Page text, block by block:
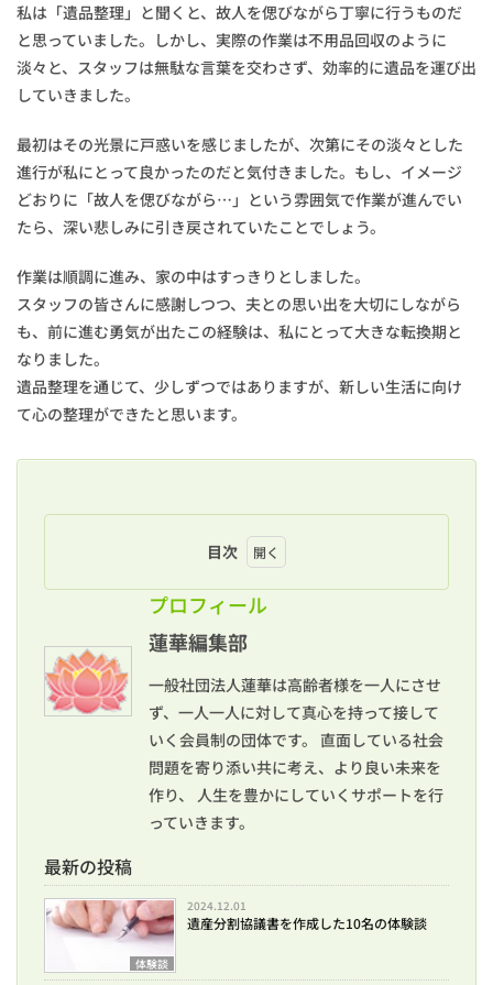
私は「遺品整理」と聞くと、故人を偲びながら丁寧に行うものだ
と思っていました。しかし、実際の作業は不用品回収のように
淡々と、スタッフは無駄な言葉を交わさず、効率的に遺品を運び出
していきました。
最初はその光景に戸惑いを感じましたが、次第にその淡々とした
進行が私にとって良かったのだと気付きました。もし、イメージ
どおりに「故人を偲びながら…」という雰囲気で作業が進んでい
たら、深い悲しみに引き戻されていたことでしょう。
作業は順調に進み、家の中はすっきりとしました。
スタッフの皆さんに感謝しつつ、夫との思い出を大切にしながら
も、前に進む勇気が出たこの経験は、私にとって大きな転換期と
なりました。
遺品整理を通じて、少しずつではありますが、新しい生活に向け
て心の整理ができたと思います。
目次
フ
ィ
ー
ル
プロフィール
蓮華編集部
一般社団法人蓮華は高齢者様を一人にさせ
ず、一人一人に対して真心を持って接して
いく会員制の団体です。 直面している社会
問題を寄り添い共に考え、より良い未来を
作り、 人生を豊かにしていくサポートを行
っていきます。
最新の投稿
体験談
2024.12.01
遺産分割協議書を作成した10名の体験談